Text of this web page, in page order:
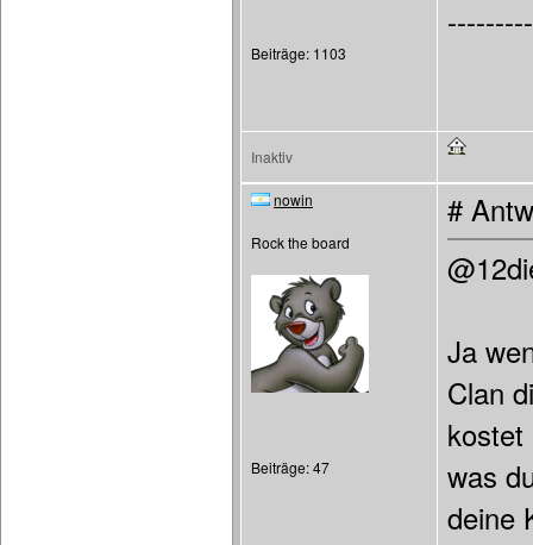
Beiträge: 1103
Inaktiv
nowin
Rock the board
Beiträge: 47
#
Ja
Clan
kostet
was
deine